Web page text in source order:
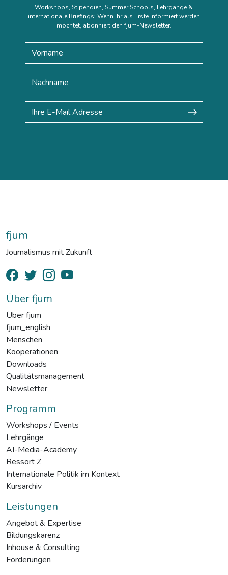
Workshops, Stipendien, Summer Schools, Lehrgänge &
internationale Briefings: Wenn ihr als Erste informiert werden
möchtet, abonniert den fjum-Newsletter.
fjum
Journalismus mit Zukunft
Über fjum
Über fjum
fjum_english
Menschen
Kooperationen
Downloads
Qualitätsmanagement
Newsletter
Programm
Workshops / Events
Lehrgänge
AI-Media-Academy
Ressort Z
Internationale Politik im Kontext
Kursarchiv
Leistungen
Angebot & Expertise
Bildungskarenz
Inhouse & Consulting
Förderungen